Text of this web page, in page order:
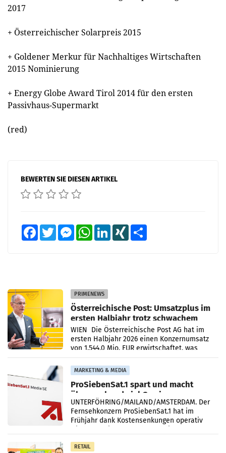
2017
+ Österreichischer Solarpreis 2015
+ Goldener Merkur für Nachhaltiges Wirtschaften
2015 Nominierung
+ Energy Globe Award Tirol 2014 für den ersten
Passivhaus-Supermarkt
(red)
BEWERTEN SIE DIESEN ARTIKEL
FacebookTwitter MessengerWhatsAppLinkedInXING
PRIMENEWS
Österreichische Post: Umsatzplus im
ersten Halbjahr trotz schwachem
Briefgeschäft
WIEN Die Österreichische Post AG hat im
ersten Halbjahr 2026 einen Konzernumsatz
von 1.544,0 Mio. EUR erwirtschaftet, was
einem Plus von 3,8 Prozent gegenüber dem
Vergleichszeitraum
MARKETING & MEDIA
ProSiebenSat.1 spart und macht
überraschend viel Gewinn
UNTERFÖHRING/MAILAND/AMSTERDAM. Der
Fernsehkonzern ProSiebenSat.1 hat im
Frühjahr dank Kostensenkungen operativ
RETAIL